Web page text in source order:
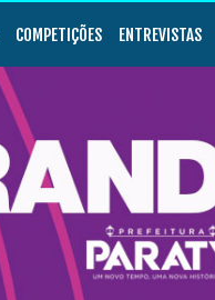
COMPETIÇÕES ENTREVISTAS